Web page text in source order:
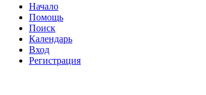
Начало
Помощь
Поиск
Календарь
Вход
Регистрация